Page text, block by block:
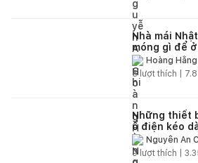
Nhà mái
móng gì để
lún?Hoàng Hằng
5lượt thích |
Những thiết
ổ điện kéo
chập cháy
Nguyễn An
9lượt thích |